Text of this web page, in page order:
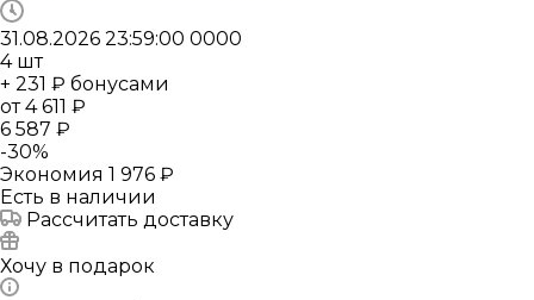
31.08.2026 23:59:00 0000
4 шт
+ 231 ₽ бонусами
от4 611 ₽
6 587 ₽
-30%
Экономия 1 976 ₽
Есть в наличии
Рассчитать доставку
Хочу в подарок